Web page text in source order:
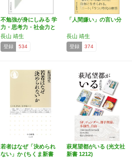
不勉強が身にしみる 学
力・思考力・社会力と
は…
長山 靖生
登録 534
「人間嫌い」の言い分
長山 靖生
登録 374
若者はなぜ「決められ
ない」か (ちくま新書
萩尾望都がいる (光文社
新書 1212)